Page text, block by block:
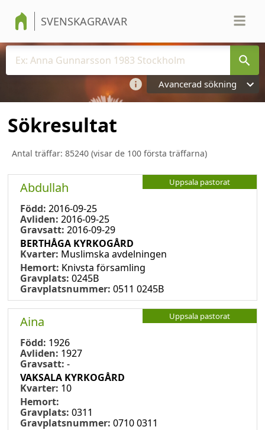
SVENSKAGRAVAR
Avancerad sökning
Sökresultat
Antal träffar: 85240 (visar de 100 första träffarna)
Uppsala pastorat
Abdullah
Född: 2016-09-25
Avliden: 2016-09-25
Gravsatt: 2016-09-29
BERTHÅGA KYRKOGÅRD
Kvarter: Muslimska avdelningen
Hemort: Knivsta församling
Gravplats: 0245B
Gravplatsnummer: 0511 0245B
Uppsala pastorat
Aina
Född: 1926
Avliden: 1927
Gravsatt: -
VAKSALA KYRKOGÅRD
Kvarter: 10
Hemort:
Gravplats: 0311
Gravplatsnummer: 0710 0311